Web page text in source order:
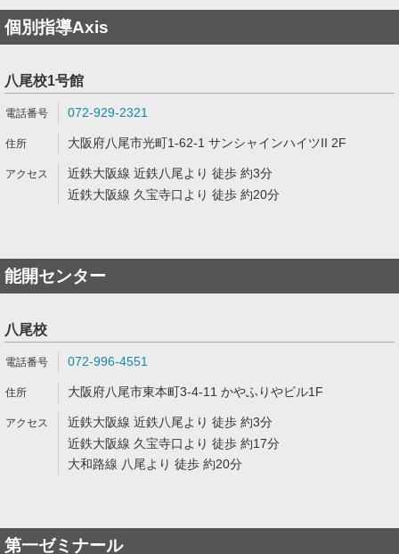
個別指導Axis
八尾校1号館
072-929-2321
大阪府八尾市光町1-62-1 サンシャインハイツII 2F
近鉄大阪線 近鉄八尾より 徒歩 約3分
近鉄大阪線 久宝寺口より 徒歩 約20分
能開センター
八尾校
072-996-4551
大阪府八尾市東本町3-4-11 かやふりやビル1F
近鉄大阪線 近鉄八尾より 徒歩 約3分
近鉄大阪線 久宝寺口より 徒歩 約17分
大和路線 八尾より 徒歩 約20分
第一ゼミナール